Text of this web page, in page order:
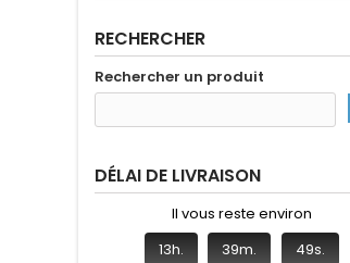
RECHERCHER
Rechercher un produit
DÉLAI DE LIVRAISON
Il vous reste environ
13h. 39m. 48s.